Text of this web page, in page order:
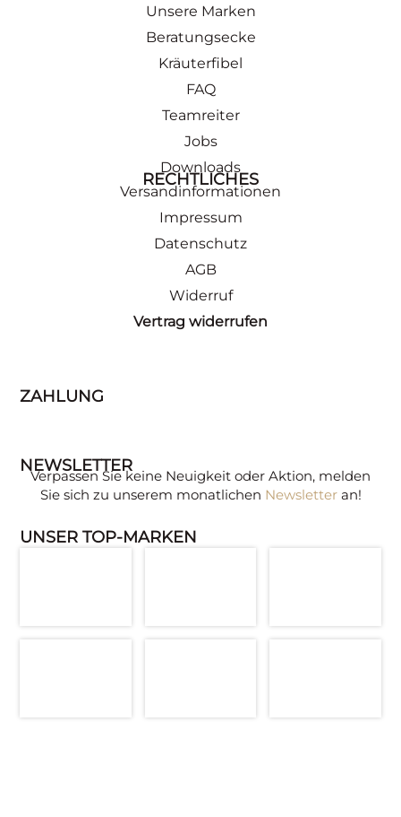
Unsere Marken
Beratungsecke
Kräuterfibel
FAQ
Teamreiter
Jobs
Downloads
RECHTLICHES
Versandinformationen
Impressum
Datenschutz
AGB
Widerruf
Vertrag widerrufen
ZAHLUNG
NEWSLETTER
Verpassen Sie keine Neuigkeit oder Aktion, melden
Sie sich zu unserem monatlichen Newsletteran!
UNSER TOP-MARKEN